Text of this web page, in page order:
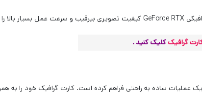
GeForce RTXکیفیت تصویری بی‏رقیب و سرعت عمل بسیار بالا را
گرافیک کلیک کنید .
یک عملیات ساده به راحتی فراهم کرده است. کارت گرافیک خود را به